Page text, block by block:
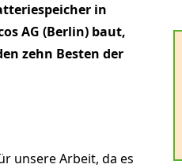
in
AG (Berlin) baut,
zehn Besten der
unsere Arbeit, da es